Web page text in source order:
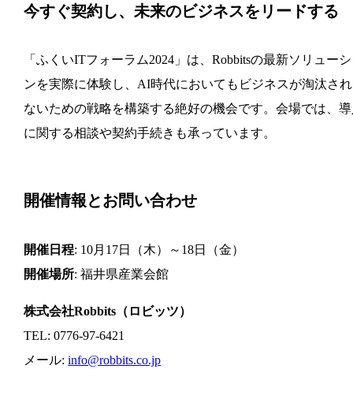
今すぐ契約し、未来のビジネスをリードする
「ふくいITフォーラム2024」は、Robbitsの最新ソリュー
ンを実際に体験し、AI時代においてもビジネスが淘汰され
ないための戦略を構築する絶好の機会です。会場では、
に関する相談や契約手続きも承っています。
開催情報とお問い合わせ
開催日程: 10月17日（木）～18日（金）
開催場所: 福井県産業会館
株式会社Robbits（ロビッツ）
TEL: 0776-97-6421
メール:info@robbits.co.jp